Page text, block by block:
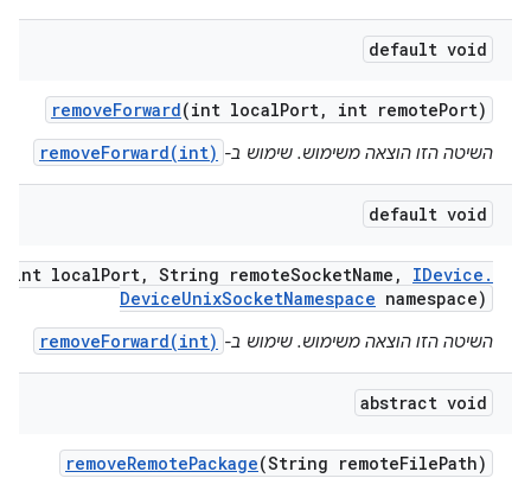
default void
removeForward(int localPort, int remotePort)
השיטה הזו הוצאה משימוש. שימוש ב- removeForward(int)
default void
(int localPort, String remoteSocketName , IDevice .
DeviceUnixSocketNamespace namespace)
השיטה הזו הוצאה משימוש. שימוש ב- removeForward(int)
abstract void
removeRemotePackage(String remoteFilePath)